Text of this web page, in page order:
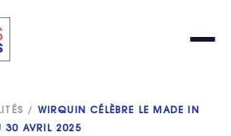
/
WIRQUIN CÉLÈBRE LE MADE IN
30 AVRIL 2025